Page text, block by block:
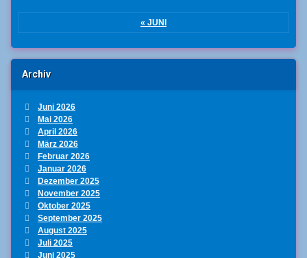
« JUNI
Archiv
Juni 2026
Mai 2026
April 2026
März 2026
Februar 2026
Januar 2026
Dezember 2025
November 2025
Oktober 2025
September 2025
August 2025
Juli 2025
Juni 2025